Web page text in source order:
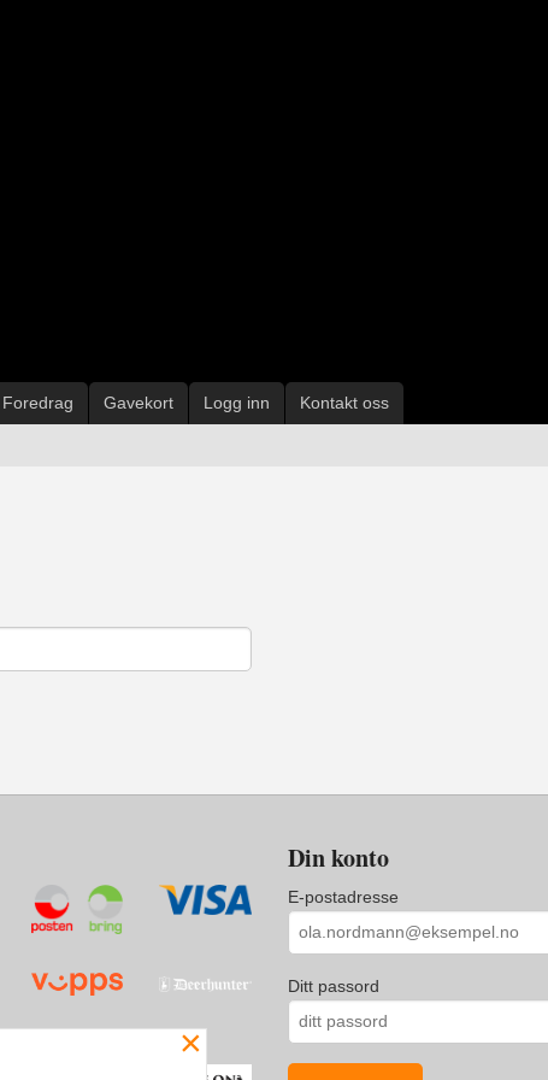
Foredrag Gavekort Logg inn Kontakt oss
Din konto
E-postadresse
Ditt passord
×